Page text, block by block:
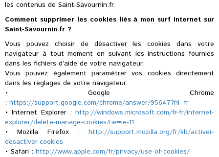
les contenus de Saint-Savournin.fr.
Comment suppr­imer les cookies liés à mon surf internet sur
Saint-Savournin.fr ?
Vous pouvez choisir de désactiver les cookies dans votre
navigateur à tout moment en suivant les ­instructions fournies
dans les fichiers d’aide de votre navigateur.
Vous pouvez également paramétrer vos cookies directement
dans les réglages de votre navigateur.
• Google Chrome
: https://support.google.com/chrome/answer/95647?hl=fr
• Internet Explorer : http://windows.microsoft.com/fr-fr/internet-
explorer/delete-manage-cookies#ie=ie-11
• Mozilla Firefox : http://support.mozilla.org/fr/kb/activer-
desactiver-cookies
• Safari : http://www.apple.com/fr/privacy/use-of-cookies/